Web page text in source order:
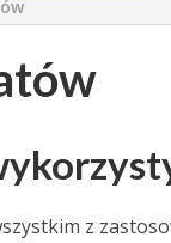
z